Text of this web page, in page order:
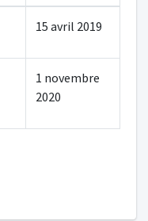
15 avril 2019
1 novembre
2020